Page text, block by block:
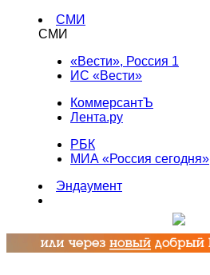
СМИ
СМИ
«Вести», Россия 1
ИС «Вести»
КоммерсантЪ
Лента.ру
РБК
МИА «Россия сегодня»
Эндаумент